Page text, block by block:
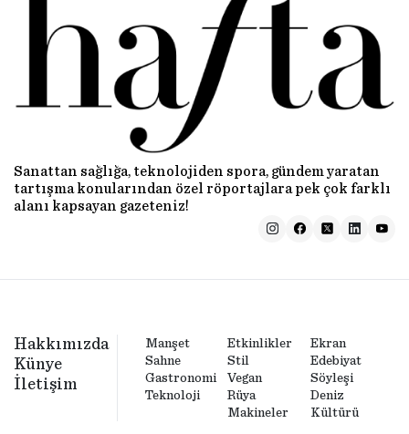
Sanattan sağlığa, teknolojiden spora, gündem yaratan
tartışma konularından özel röportajlara pek çok farklı
alanı kapsayan gazeteniz!
Hakkımızda
Künye
İletişim
Manşet Etkinlikler
Ekran
Sahne
Stil
Edebiyat
Gastronomi
Vegan
Söyleşi
Teknoloji
Rüya
Makineler
Deniz
Kültürü